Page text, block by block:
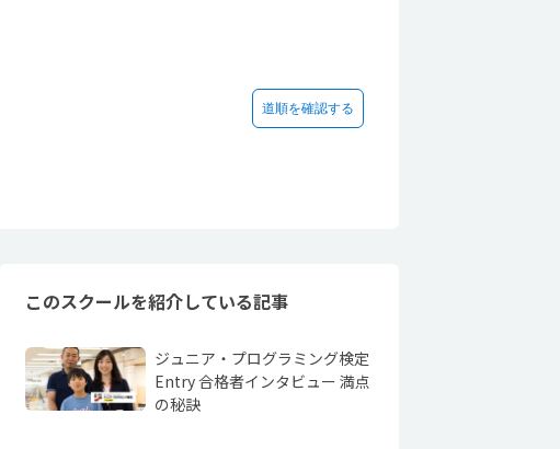
道順を確認する
このスクールを紹介している記事
ジュニア・プログラミング検定
Entry 合格者インタビュー 満点
の秘訣